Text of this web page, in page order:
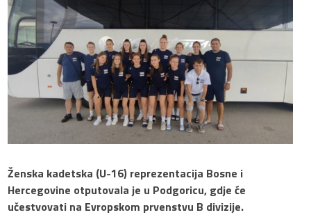
Ženska kadetska (U-16) reprezentacija Bosne i
Hercegovine otputovala je u Podgoricu, gdje će
učestvovati na Evropskom prvenstvu B divizije.